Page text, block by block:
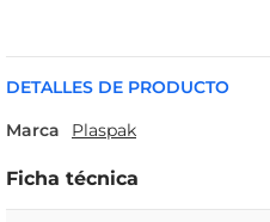
DETALLES DE PRODUCTO
Marca
Plaspak
Ficha técnica